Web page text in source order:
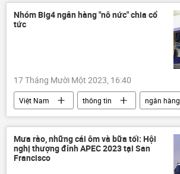
Trung Quốc
Chính trị
Thế giới
quan hệ quốc tế
Nhóm Big4 ngân hàng "nô nức" chia cổ
tức
17 Tháng Mười Một 2023, 16:40
Việt Nam thông tin
ngân hàng
Kinh tế
đầu tư
BIDV
Vietcombank
VIETINBANK
Agribank
Mưa rào, những cái ôm và bữa tối: Hội
nghị thượng đỉnh APEC 2023 tại San
Francisco